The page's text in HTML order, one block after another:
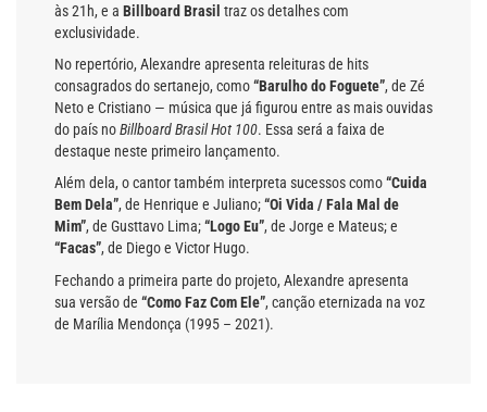
às 21h, e a Billboard Brasil traz os detalhes com
exclusividade.
No repertório, Alexandre apresenta releituras de hits
consagrados do sertanejo, como“Barulho do Foguete”, de Zé
Neto e Cristiano — música que já figurou entre as mais ouvidas
do país noBillboard Brasil Hot 100. Essa será a faixa de
destaque neste primeiro lançamento.
Além dela, o cantor também interpreta sucessos como“Cuida
Bem Dela”, de Henrique e Juliano;“Oi Vida / Fala Mal de
Mim”, de Gusttavo Lima;“Logo Eu”, de Jorge e Mateus; e
“Facas”, de Diego e Victor Hugo.
Fechando a primeira parte do projeto, Alexandre apresenta
sua versão de “Como Faz Com Ele”, canção eternizada na voz
de Marília Mendonça (1995 – 2021).